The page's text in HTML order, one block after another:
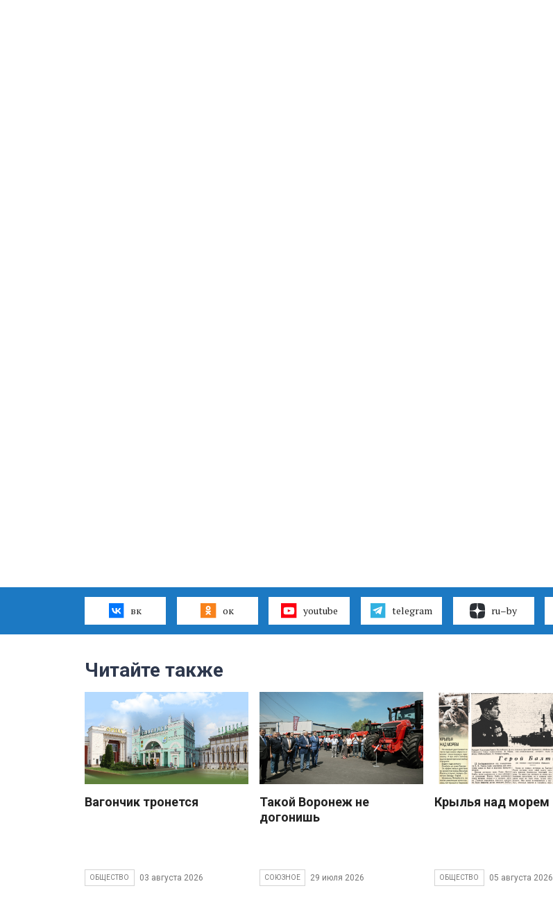
вк ок youtube telegram ru–by
Читайте также
Вагончик тронется
ОБЩЕСТВО 03 августа 2026
Такой Воронеж не
догонишь
СОЮЗНОЕ 29 июля 2026
Крылья над морем
ОБЩЕСТВО 05 августа 2026